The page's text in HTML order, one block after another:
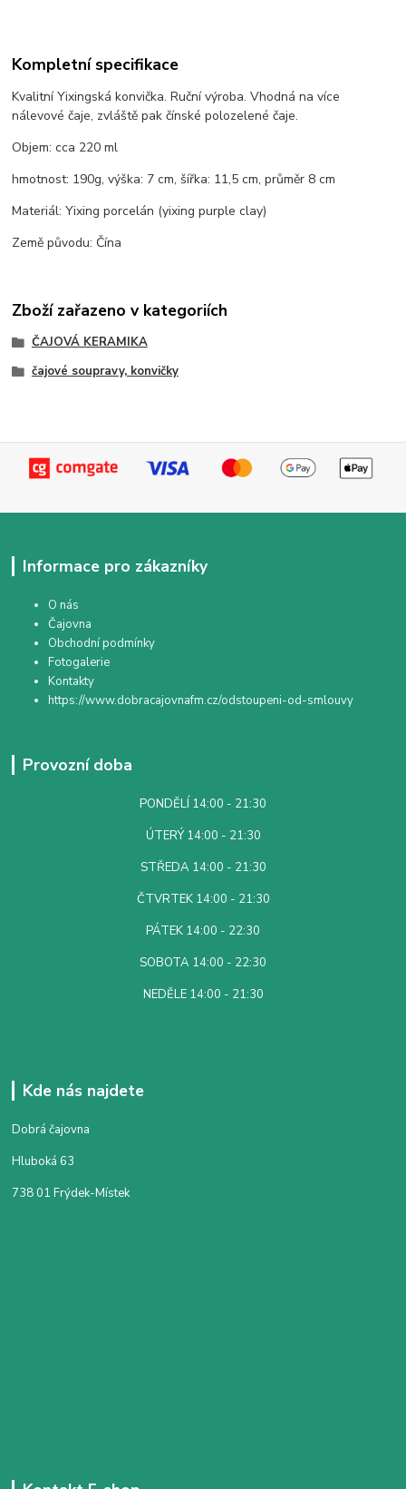
Kompletní specifikace
Kvalitní Yixingská konvička. Ruční výroba. Vhodná na více
nálevové čaje, zvláště pak čínské polozelené čaje.
Objem: cca 220 ml
hmotnost: 190g, výška: 7 cm, šířka: 11,5 cm, průměr 8 cm
Materiál: Yixing porcelán (yixing purple clay)
Země původu: Čína
Zboží zařazeno v kategoriích
ČAJOVÁ KERAMIKA
čajové soupravy, konvičky
Informace pro zákazníky
O nás
Čajovna
Obchodní podmínky
Fotogalerie
Kontakty
https://www.dobracajovnafm.cz/odstoupeni-od-smlouvy
Provozní doba
PONDĚLÍ 14:00 - 21:30
ÚTERÝ 14:00 - 21:30
STŘEDA 14:00 - 21:30
ČTVRTEK 14:00 - 21:30
PÁTEK 14:00 - 22:30
SOBOTA 14:00 - 22:30
NEDĚLE 14:00 - 21:30
Kde nás najdete
Dobrá čajovna
Hluboká 63
738 01 Frýdek-Místek